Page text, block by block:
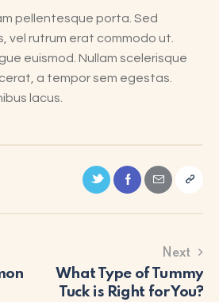
pellentesque porta. Sed
vel rutrum erat commodo ut.
euismod. Nullam scelerisque
a tempor sem egestas.
lacus.
Next
What Type of Tummy
Tuck is Right for You?